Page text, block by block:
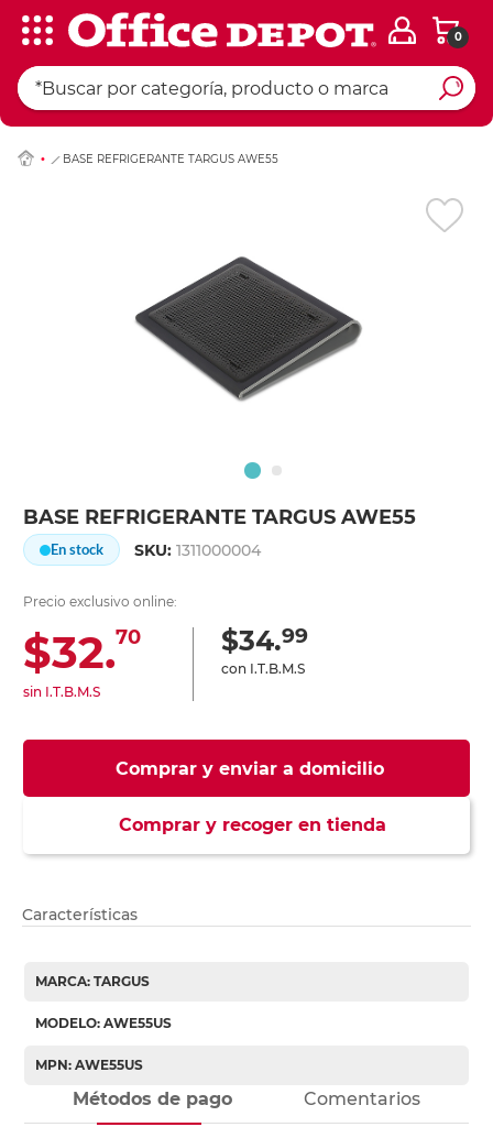
0
BASE REFRIGERANTE TARGUS AWE55
BASE REFRIGERANTE TARGUS AWE55
En stock SKU:1311000004
Precio exclusivo online:
$32.70
sin I.T.B.M.S
$34.99
con I.T.B.M.S
Comprar y enviar a domicilio
Comprar y recoger en tienda
Ingresar Codigo
Características
MARCA: TARGUS
MODELO: AWE55US
MPN: AWE55US
Métodos de pago Comentarios